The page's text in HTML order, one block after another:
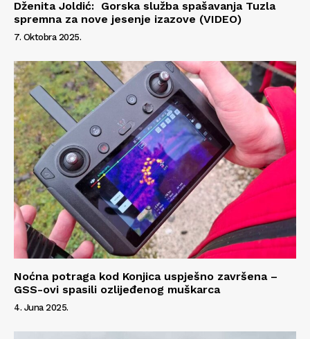
Info
O nama
Kontakt
Impressum
Dženita Joldić: Gorska služba spašavanja Tuzla
spremna za nove jesenje izazove (VIDEO)
7. Oktobra 2025.
Noćna potraga kod Konjica uspješno završena –
GSS-ovi spasili ozlijeđenog muškarca
4. Juna 2025.